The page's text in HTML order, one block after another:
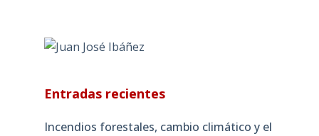
Entradas recientes
Incendios forestales, cambio climático y el